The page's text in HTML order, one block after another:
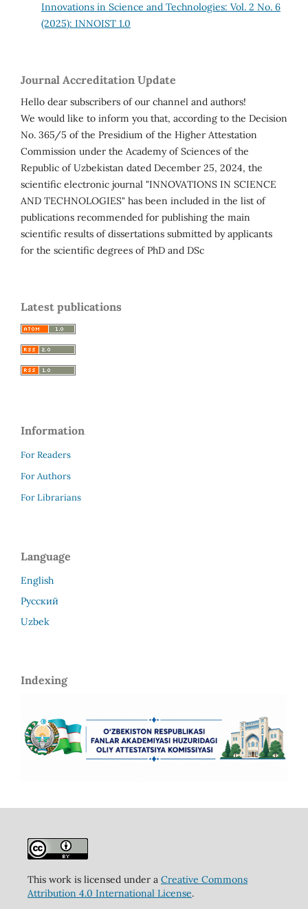
Innovations in Science and Technologies: Vol. 2 No. 6
(2025): INNOIST 1.0
Journal Accreditation Update
Hello dear subscribers of our channel and authors!
We would like to inform you that, according to the Decision
No. 365/5 of the Presidium of the Higher Attestation
Commission under the Academy of Sciences of the
Republic of Uzbekistan dated December 25, 2024, the
scientific electronic journal "INNOVATIONS IN SCIENCE
AND TECHNOLOGIES" has been included in the list of
publications recommended for publishing the main
scientific results of dissertations submitted by applicants
for the scientific degrees of PhD and DSc
Latest publications
Information
For Readers
For Authors
For Librarians
Language
English
Русский
Uzbek
Indexing
This work is licensed under a Creative Commons
Attribution 4.0 International License.